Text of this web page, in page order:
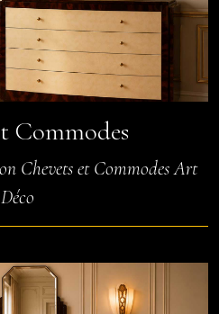
Commodes
Chevets et Commodes Art
Déco